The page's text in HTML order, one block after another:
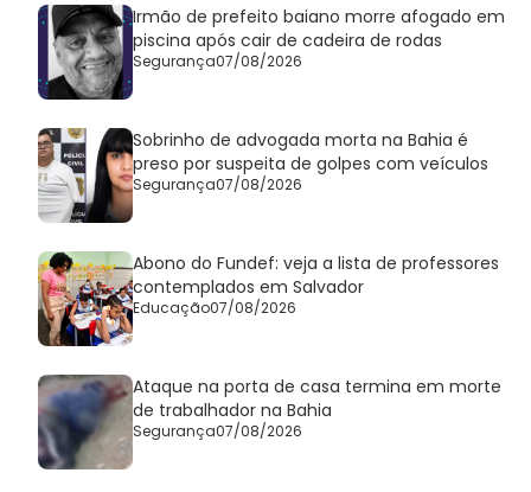
Irmão de prefeito baiano morre afogado em
piscina após cair de cadeira de rodas
Segurança07/08/2026
Sobrinho de advogada morta na Bahia é
preso por suspeita de golpes com veículos
Segurança07/08/2026
Abono do Fundef: veja a lista de professores
contemplados em Salvador
Educação07/08/2026
Ataque na porta de casa termina em morte
de trabalhador na Bahia
Segurança07/08/2026